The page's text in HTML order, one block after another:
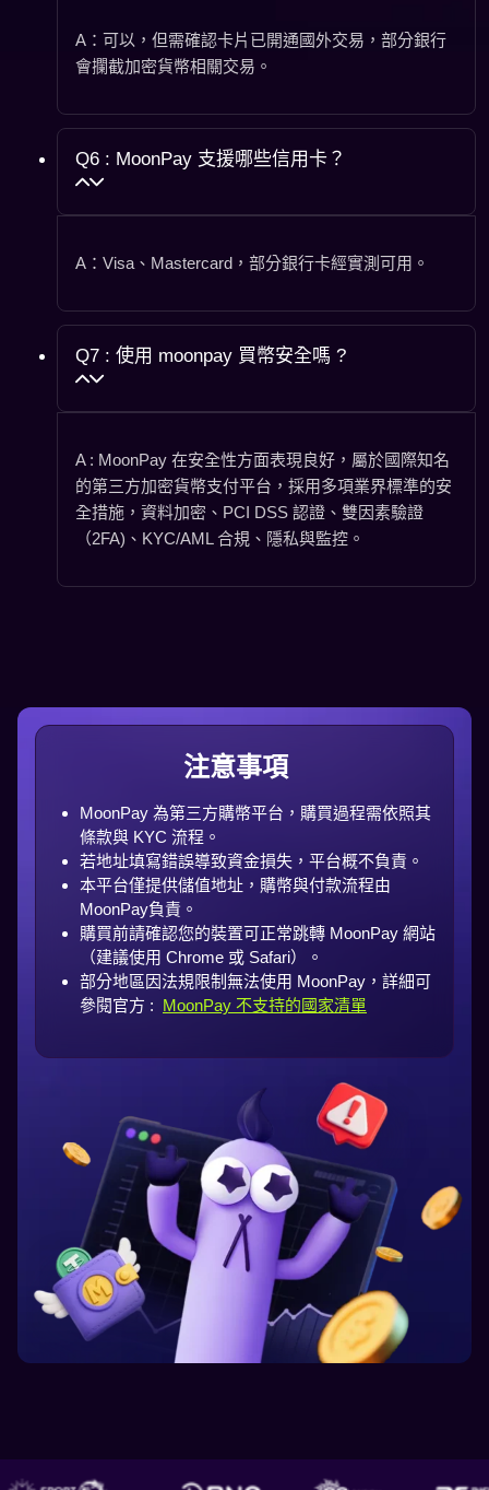
A：可以，但需確認卡片已開通國外交易，部分銀行
會攔截加密貨幣相關交易。
Q6 : MoonPay 支援哪些信用卡？
A：Visa、Mastercard，部分銀行卡經實測可用。
Q7 : 使用 moonpay 買幣安全嗎 ?
A : MoonPay 在安全性方面表現良好，屬於國際知名
的第三方加密貨幣支付平台，採用多項業界標準的安
全措施，資料加密、PCI DSS 認證、雙因素驗證
（2FA)、KYC/AML 合規、隱私與監控。
注意事項
MoonPay 為第三方購幣平台，購買過程需依照其
條款與 KYC 流程。
若地址填寫錯誤導致資金損失，平台概不負責。
本平台僅提供儲值地址，購幣與付款流程由
MoonPay負責。
購買前請確認您的裝置可正常跳轉 MoonPay 網站
（建議使用 Chrome 或 Safari）。
部分地區因法規限制無法使用 MoonPay，詳細可
參閱官方 : MoonPay 不支持的國家清單